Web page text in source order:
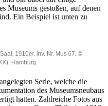
Museums gestoßen, auf denen
Ein Beispiel ist unten zu
1910er. Inv. Nr. Mus 67. ©
Hamburg.
Serie, welche die
des Museumsneubaus
hatten. Zahlreiche Fotos aus